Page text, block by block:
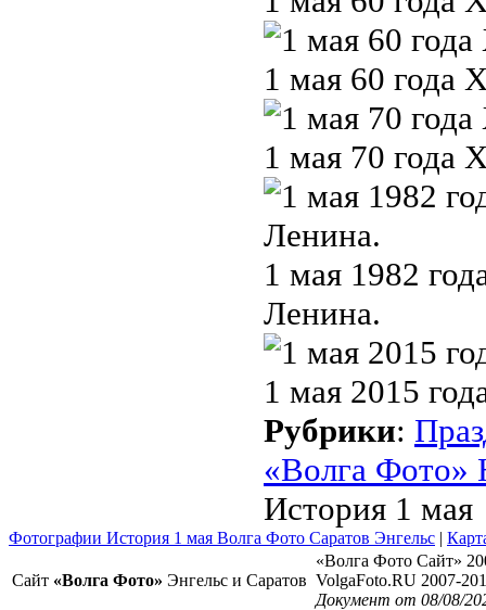
1 мая 60 года
1 мая 70 года
1 мая 1982
Ленина.
1 мая 2015
Рубрики:
«Волга Фото»
История 1 мая
Фотографии История 1 мая Волга Фото Саратов Энгельс |
Сайт «Волга Фото» Энгельс и Саратов
«Волга Фото Сайт»
VolgaFoto.RU 2007-
Документ от 08/08/